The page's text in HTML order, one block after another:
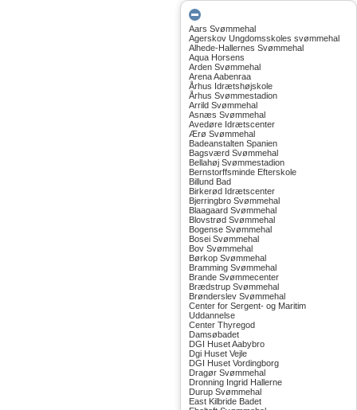
Aars Svømmehal
Agerskov Ungdomsskoles svømmehal
Alhede-Hallernes Svømmehal
Aqua Horsens
Arden Svømmehal
Arena Aabenraa
Århus Idrætshøjskole
Århus Svømmestadion
Arrild Svømmehal
Asnæs Svømmehal
Avedøre Idrætscenter
Ærø Svømmehal
Badeanstalten Spanien
Bagsværd Svømmehal
Bellahøj Svømmestadion
Bernstorffsminde Efterskole
Billund Bad
Birkerød Idrætscenter
Bjerringbro Svømmehal
Blaagaard Svømmehal
Blovstrød Svømmehal
Bogense Svømmehal
Bosei Svømmehal
Bov Svømmehal
Børkop Svømmehal
Bramming Svømmehal
Brande Svømmecenter
Brædstrup Svømmehal
Brønderslev Svømmehal
Center for Sergent- og Maritim
Uddannelse
Center Thyregod
Damsøbadet
DGI Huset Aabybro
Dgi Huset Vejle
DGI Huset Vordingborg
Dragør Svømmehal
Dronning Ingrid Hallerne
Durup Svømmehal
East Kilbride Badet